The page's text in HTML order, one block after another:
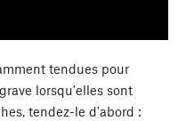
tendues pour
lorsqu'elles sont
tendez-le d'abord :